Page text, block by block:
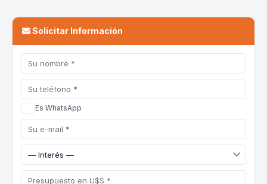
Solicitar Información
Es WhatsApp